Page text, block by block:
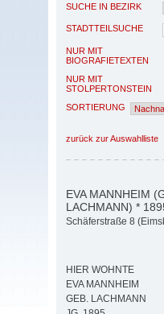
SUCHE IN BEZIRK
STADTTEILSUCHE
NUR MIT
BIOGRAFIETEXTEN
NUR MIT
STOLPERTONSTEIN
SORTIERUNG
zurück zur Auswahlliste
EVA MANNHEIM
LACHMANN) *
Schäferstraße 8
HIER WOHNTE
EVA MANNHEIM
GEB. LACHMANN